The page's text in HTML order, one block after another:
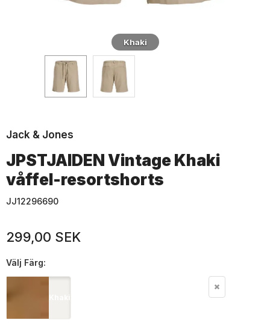
Khaki
Jack & Jones
JPSTJAIDEN Vintage Khaki
våffel-resortshorts
JJ12296690
299,00 SEK
Välj Färg: